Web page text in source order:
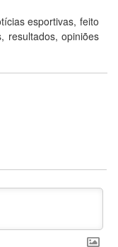
esportivas, feito
resultados, opiniões